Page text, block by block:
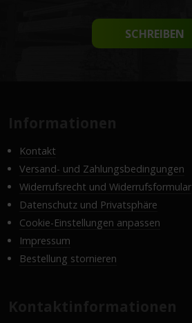
SCHREIBEN
Kontakt
Versand- und Zahlungsbedingungen
Widerrufsrecht und Widerrufsformular
Datenschutz und Privatsphäre
Cookie-Einstellungen anpassen
Impressum
Bestellung stornieren